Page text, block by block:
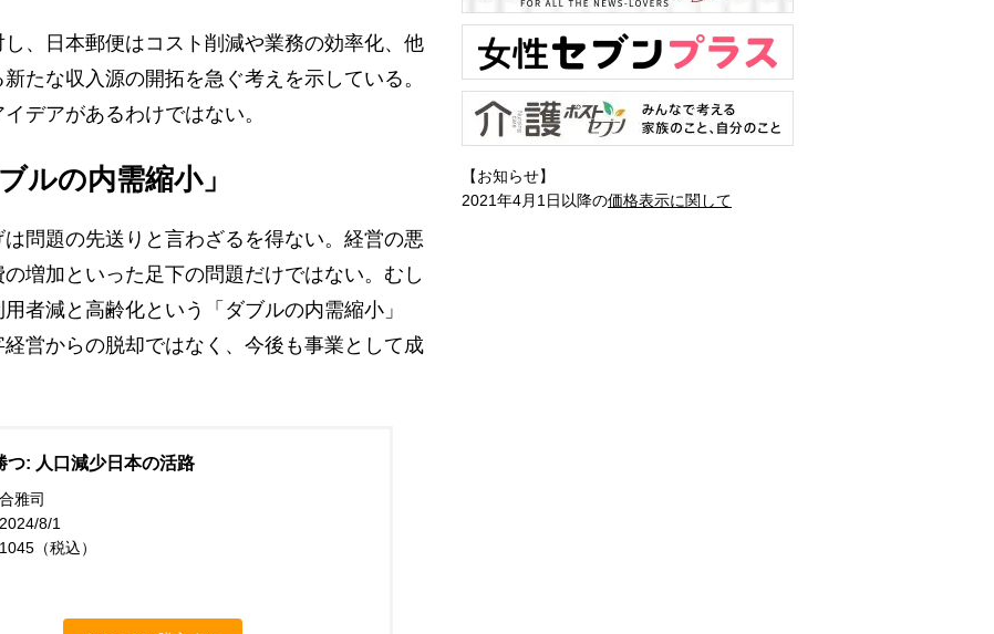
、日本郵便はコスト削減や業務の効率化、他
たな収入源の開拓を急ぐ考えを示している。
デアがあるわけではない。
ルの内需縮小」
問題の先送りと言わざるを得ない。経営の悪
増加といった足下の問題だけではない。むし
者減と高齢化という「ダブルの内需縮小」
営からの脱却ではなく、今後も事業として成
つ: 人口減少日本の活路
雅司
8/1
（税込）
【お知らせ】
2021年4月1日以降の価格表示に関して